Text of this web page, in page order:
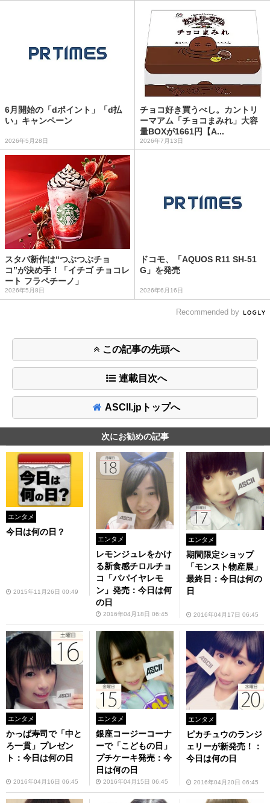
6月開始の「dポイント」「d払
い」キャンペーン
2026年5月28日
チョコ好き買うべし。カントリ
ーマアム「チョコまみれ」大容
量BOXが1661円【A...
2026年7月13日
スタバ新作は“つぶつぶチョ
コ”が決め手！「イチゴ チョコレ
ート フラペチーノ」
2026年5月8日
ドコモ、「AQUOS R11 SH-51
G」を発売
2026年6月16日
Recommended by
この記事の先頭へ
連載目次へ
ASCII.jpトップへ
次にお勧めの記事
エンタメ
今日は何の日？
2015年11月26日 00:49
エンタメ
レモンジュレをかけ
る新食感チロルチョ
コ「パパイヤレモ
ン」発売：今日は何
の日
2016年04月18日 06:45
エンタメ
期間限定ショップ
「モンスト物産展」
最終日：今日は何の
日
2016年04月17日 06:45
エンタメ
かっぱ寿司で「中と
ろ一貫」プレゼン
ト：今日は何の日
2016年04月16日 06:45
エンタメ
銀座コージーコーナ
ーで「こどもの日」
プチケーキ発売：今
日は何の日
2016年04月15日 06:45
エンタメ
ピカチュウのランジ
ェリーが新発売！：
今日は何の日
2016年04月20日 06:45